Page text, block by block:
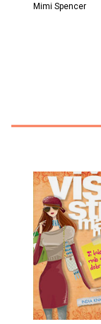
Mimi Spencer